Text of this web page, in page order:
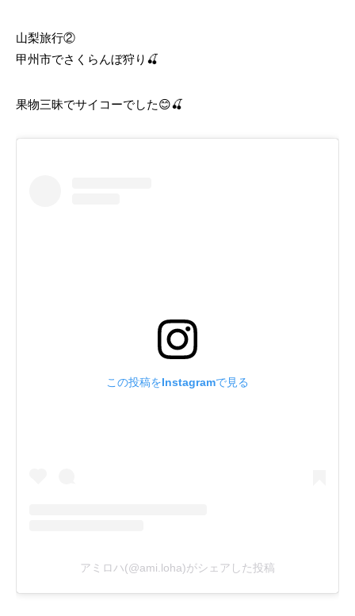
山梨旅行②
甲州市でさくらんぼ狩り🍒
果物三昧でサイコーでした😊🍒
この投稿をInstagramで見る
アミロハ(@ami.loha)がシェアした投稿